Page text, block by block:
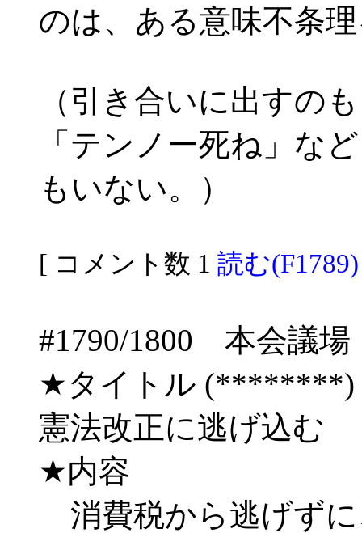
のは、ある意味不条
（引き合いに出すの
「テンノー死ね」な
もいない。）
[ コメント数 1 読む(F1789)
#1790/1800 本会議
★タイトル (********)
憲法改正に逃げ込む
★内容
消費税から逃げず